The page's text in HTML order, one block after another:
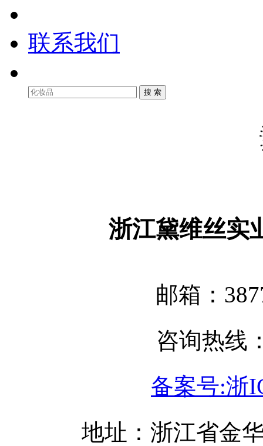
联系我们
浙江黛维丝实
邮箱：
咨询热线
备案号:浙
地址：浙江省金